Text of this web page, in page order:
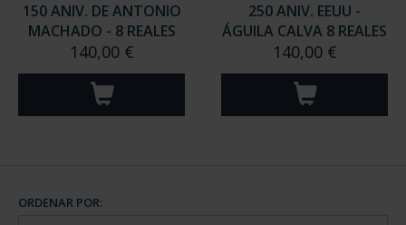
150 ANIV. DE ANTONIO
MACHADO - 8 REALES
140,00 €
250 ANIV. EEUU -
ÁGUILA CALVA 8 REALES
140,00 €
ORDENAR POR: